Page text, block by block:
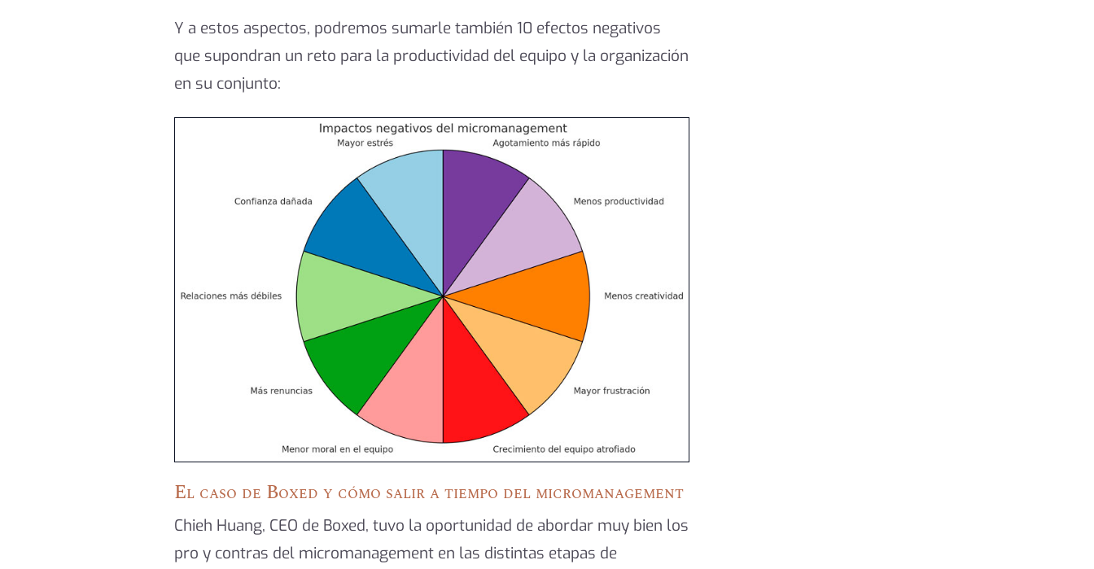
Y a estos aspectos, podremos sumarle también 10 efectos negativos
que supondran un reto para la productividad del equipo y la organización
en su conjunto:
El caso de Boxed y cómo salir a tiempo del micromanagement
Chieh Huang, CEO de Boxed, tuvo la oportunidad de abordar muy bien los
pro y contras del micromanagement en las distintas etapas de